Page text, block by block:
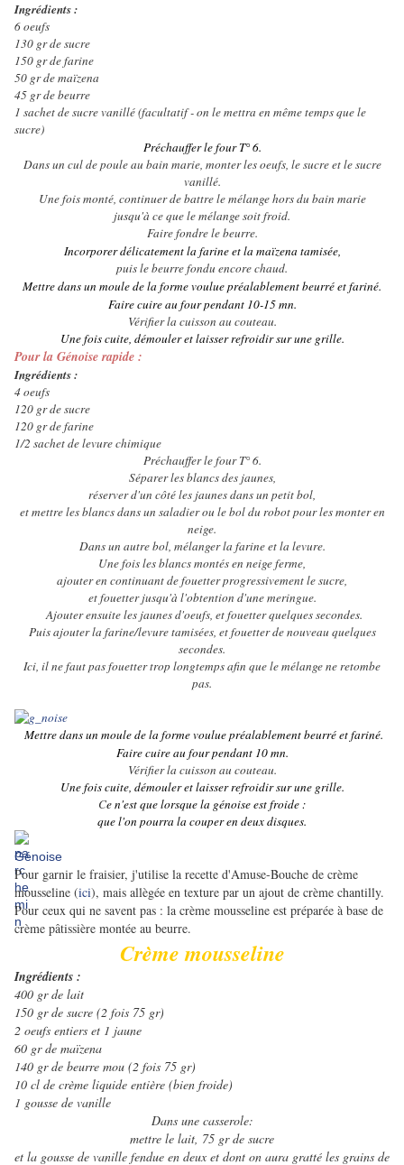
Ingrédients :
6 oeufs
130 gr de sucre
150 gr de farine
50 gr de maïzena
45 gr de beurre
1 sachet de sucre vanillé (facultatif - on le mettra en même temps que le
sucre)
Préchauffer le four T° 6.
Dans un cul de poule au bain marie, monter les oeufs, le sucre et le sucre
vanillé.
Une fois monté, continuer de battre le mélange hors du bain marie
jusqu'à ce que le mélange soit froid.
Faire fondre le beurre.
Incorporer délicatement la farine et la maïzena tamisée,
puis le beurre fondu encore chaud.
Mettre dans un moule de la forme voulue préalablement beurré et fariné.
Faire cuire au four pendant 10-15 mn.
Vérifier la cuisson au couteau.
Une fois cuite, démouler et laisser refroidir sur une grille.
Pour la Génoise rapide :
Ingrédients :
4 oeufs
120 gr de sucre
120 gr de farine
1/2 sachet de levure chimique
Préchauffer le four T° 6.
Séparer les blancs des jaunes,
réserver d'un côté les jaunes dans un petit bol,
et mettre les blancs dans un saladier ou le bol du robot pour les monter en
neige.
Dans un autre bol, mélanger la farine et la levure.
Une fois les blancs montés en neige ferme,
ajouter en continuant de fouetter progressivement le sucre,
et fouetter jusqu'à l'obtention d'une meringue.
Ajouter ensuite les jaunes d'oeufs, et fouetter quelques secondes.
Puis ajouter la farine/levure tamisées, et fouetter de nouveau quelques
secondes.
Ici, il ne faut pas fouetter trop longtemps afin que le mélange ne retombe
pas.
Mettre dans un moule de la forme voulue préalablement beurré et fariné.
Faire cuire au four pendant 10 mn.
Vérifier la cuisson au couteau.
Une fois cuite, démouler et laisser refroidir sur une grille.
Ce n'est que lorsque la génoise est froide :
que l'on pourra la couper en deux disques.
Génoise
Pour garnir le fraisier, j'utilise la recette d'Amuse-Bouche de crème
mousseline (ici), mais allègée en texture par un ajout de crème chantilly.
Pour ceux qui ne savent pas : la crème mousseline est préparée à base de
crème pâtissière montée au beurre.
Crème mousseline
Ingrédients :
400 gr de lait
150 gr de sucre (2 fois 75 gr)
2 oeufs entiers et 1 jaune
60 gr de maïzena
140 gr de beurre mou (2 fois 75 gr)
10 cl de crème liquide entière (bien froide)
1 gousse de vanille
Dans une casserole:
mettre le lait, 75 gr de sucre
et la gousse de vanille fendue en deux et dont on aura gratté les grains de